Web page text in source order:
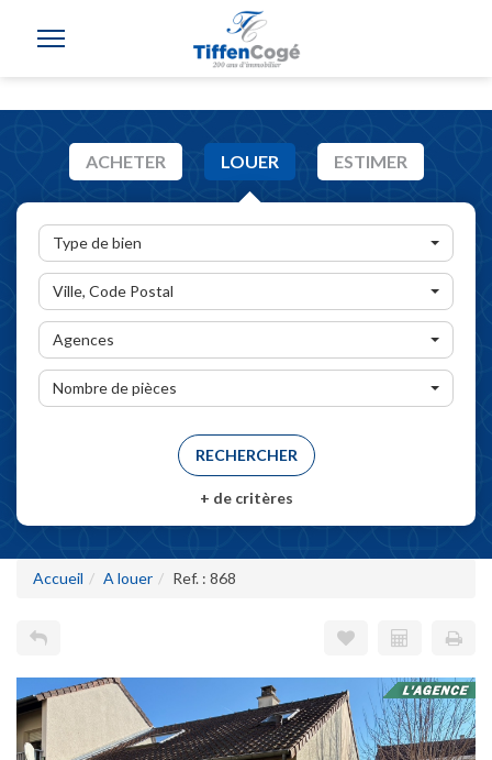
ACHETER LOUER ESTIMER
Type de bien
Ville, Code Postal
Agences
Nombre de pièces
+ de critères
Accueil A louer Ref. : 868